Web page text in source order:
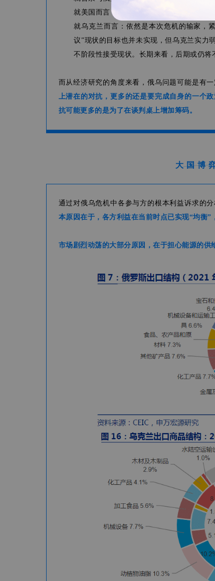
就美国而言：只要“现状”维持，就不会实施
就乌克兰而言：依然是本次危机的输家，
议”现状的目标也并未实现，但乌克兰实力
不阶段性接受现状。长期来看，后期或仍将
而从经济研究的角度来看，俄乌问题可能是有
上潜在的对抗，更多的还是要完成自身的一个
抗可能更多的是为了在谈判桌上增加筹码。
大国博
通过对俄乌危机中各参与方的根本利益诉求的
本原因在于，各方利益在当前时点已实现“均衡”
市场剧烈动荡的大部分原因，在于担心能源的供